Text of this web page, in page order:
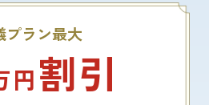
プラン最大
円割引